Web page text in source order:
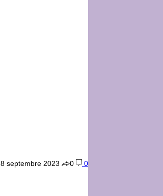
8 septembre 2023 0 0